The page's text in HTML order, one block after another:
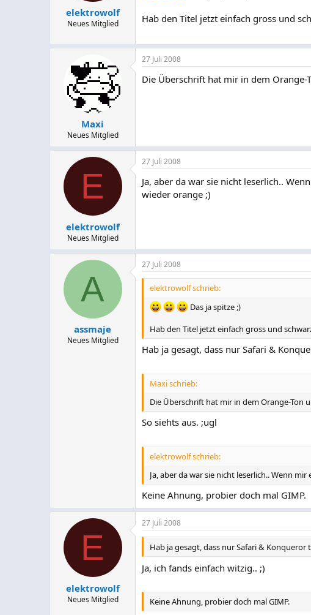
elektrowolf
Neues Mitglied Hab den Titel jetzt einfach gross und
Maxi
Neues Mitglied
27 Juli 2008
Die Überschrift hat mir in dem
E
elektrowolf
Neues Mitglied
27 Juli 2008
Ja, aber da war sie nicht leserlich..
wieder orange ;)
A
assmaje
Neues Mitglied
27 Juli 2008
elektrowolf schrieb:
Das ja spitze ;)
Hab den Titel jetzt einfach gross und
Hab ja gesagt, dass nur Safari &
Maxi schrieb:
Die Überschrift hat mir in dem Orange-Ton
So siehts aus. ;ugl
elektrowolf schrieb:
Ja, aber da war sie nicht leserlich.. Wenn
Keine Ahnung, probier doch mal GIMP.
E
elektrowolf
Neues Mitglied
27 Juli 2008
Hab ja gesagt, dass nur Safari &
Ja, ich fands einfach witzig.. ;)
Keine Ahnung, probier doch mal GIMP.